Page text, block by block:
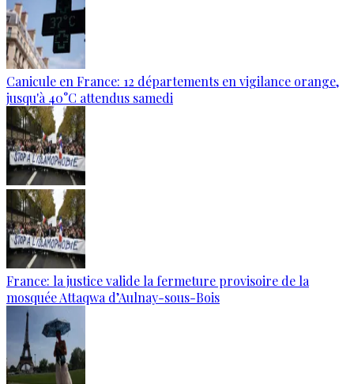
Canicule en France: 12 départements en vigilance orange,
jusqu'à 40°C attendus samedi
France: la justice valide la fermeture provisoire de la
mosquée Attaqwa d’Aulnay-sous-Bois